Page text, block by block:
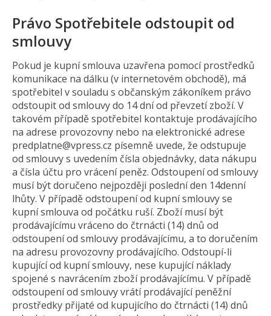
Právo Spotřebitele odstoupit od
smlouvy
Pokud je kupní smlouva uzavřena pomocí prostředků
komunikace na dálku (v internetovém obchodě), má
spotřebitel v souladu s občanským zákoníkem právo
odstoupit od smlouvy do 14 dní od převzetí zboží. V
takovém případě spotřebitel kontaktuje prodávajícího
na adrese provozovny nebo na elektronické adrese
predplatne@vpress.cz písemně uvede, že odstupuje
od smlouvy s uvedením čísla objednávky, data nákupu
a čísla účtu pro vrácení peněz. Odstoupení od smlouvy
musí být doručeno nejpozději poslední den 14denní
lhůty. V případě odstoupení od kupní smlouvy se
kupní smlouva od počátku ruší. Zboží musí být
prodávajícímu vráceno do čtrnácti (14) dnů od
odstoupení od smlouvy prodávajícímu, a to doručením
na adresu provozovny prodávajícího. Odstoupí-li
kupující od kupní smlouvy, nese kupující náklady
spojené s navrácením zboží prodávajícímu. V případě
odstoupení od smlouvy vrátí prodávající peněžní
prostředky přijaté od kupujícího do čtrnácti (14) dnů